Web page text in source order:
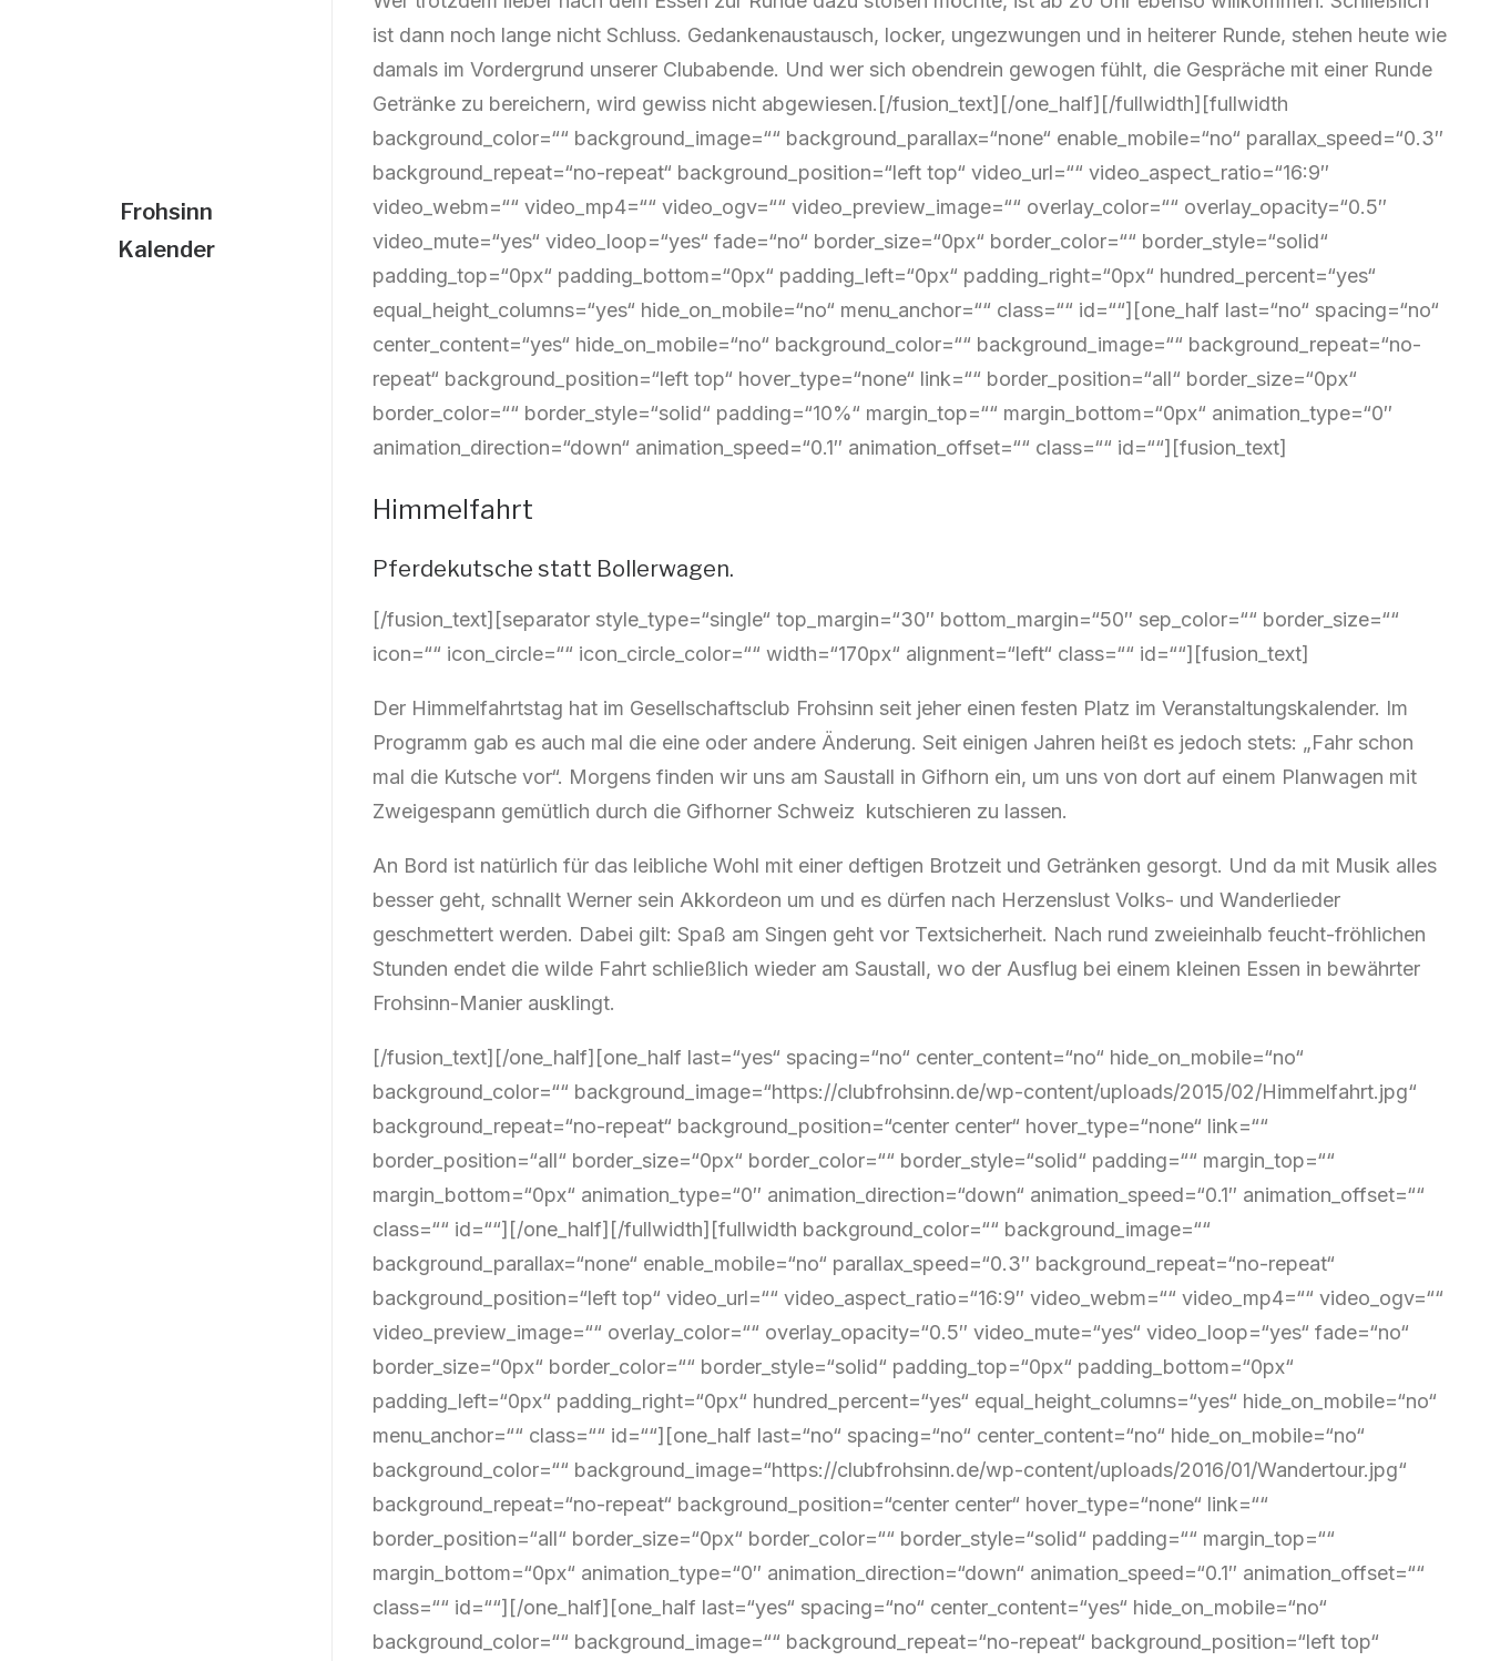
Frohsinn
Kalender
ist dann noch lange nicht Schluss. Gedankenaustausch, locker, ungezwungen und in heiterer Runde, stehen heute wie
damals im Vordergrund unserer Clubabende. Und wer sich obendrein gewogen fühlt, die Gespräche mit einer Runde
Getränke zu bereichern, wird gewiss nicht abgewiesen.[/fusion_text][/one_half][/fullwidth][fullwidth
background_color=““ background_image=““ background_parallax=“none“ enable_mobile=“no“ parallax_speed=“0.3″
background_repeat=“no-repeat“ background_position=“left top“ video_url=““ video_aspect_ratio=“16:9″
video_webm=““ video_mp4=““ video_ogv=““ video_preview_image=““ overlay_color=““ overlay_opacity=“0.5″
video_mute=“yes“ video_loop=“yes“ fade=“no“ border_size=“0px“ border_color=““ border_style=“solid“
padding_top=“0px“ padding_bottom=“0px“ padding_left=“0px“ padding_right=“0px“ hundred_percent=“yes“
equal_height_columns=“yes“ hide_on_mobile=“no“ menu_anchor=““ class=““ id=““][one_half last=“no“ spacing=“no“
center_content=“yes“ hide_on_mobile=“no“ background_color=““ background_image=““ background_repeat=“no-
repeat“ background_position=“left top“ hover_type=“none“ link=““ border_position=“all“ border_size=“0px“
border_color=““ border_style=“solid“ padding=“10%“ margin_top=““ margin_bottom=“0px“ animation_type=“0″
animation_direction=“down“ animation_speed=“0.1″ animation_offset=““ class=““ id=““][fusion_text]
Himmelfahrt
Pferdekutsche statt Bollerwagen.
[/fusion_text][separator style_type=“single“ top_margin=“30″ bottom_margin=“50″ sep_color=““ border_size=““
icon=““ icon_circle=““ icon_circle_color=““ width=“170px“ alignment=“left“ class=““ id=““][fusion_text]
Der Himmelfahrtstag hat im Gesellschaftsclub Frohsinn seit jeher einen festen Platz im Veranstaltungskalender. Im
Programm gab es auch mal die eine oder andere Änderung. Seit einigen Jahren heißt es jedoch stets: „Fahr schon
mal die Kutsche vor“. Morgens finden wir uns am Saustall in Gifhorn ein, um uns von dort auf einem Planwagen mit
Zweigespann gemütlich durch die Gifhorner Schweiz kutschieren zu lassen.
An Bord ist natürlich für das leibliche Wohl mit einer deftigen Brotzeit und Getränken gesorgt. Und da mit Musik alles
besser geht, schnallt Werner sein Akkordeon um und es dürfen nach Herzenslust Volks- und Wanderlieder
geschmettert werden. Dabei gilt: Spaß am Singen geht vor Textsicherheit. Nach rund zweieinhalb feucht-fröhlichen
Stunden endet die wilde Fahrt schließlich wieder am Saustall, wo der Ausflug bei einem kleinen Essen in bewährter
Frohsinn-Manier ausklingt.
[/fusion_text][/one_half][one_half last=“yes“ spacing=“no“ center_content=“no“ hide_on_mobile=“no“
background_color=““ background_image=“https://clubfrohsinn.de/wp-content/uploads/2015/02/Himmelfahrt.jpg“
background_repeat=“no-repeat“ background_position=“center center“ hover_type=“none“ link=““
border_position=“all“ border_size=“0px“ border_color=““ border_style=“solid“ padding=““ margin_top=““
margin_bottom=“0px“ animation_type=“0″ animation_direction=“down“ animation_speed=“0.1″ animation_offset=““
class=““ id=““][/one_half][/fullwidth][fullwidth background_color=““ background_image=““
background_parallax=“none“ enable_mobile=“no“ parallax_speed=“0.3″ background_repeat=“no-repeat“
background_position=“left top“ video_url=““ video_aspect_ratio=“16:9″ video_webm=““ video_mp4=““ video_ogv=““
video_preview_image=““ overlay_color=““ overlay_opacity=“0.5″ video_mute=“yes“ video_loop=“yes“ fade=“no“
border_size=“0px“ border_color=““ border_style=“solid“ padding_top=“0px“ padding_bottom=“0px“
padding_left=“0px“ padding_right=“0px“ hundred_percent=“yes“ equal_height_columns=“yes“ hide_on_mobile=“no“
menu_anchor=““ class=““ id=““][one_half last=“no“ spacing=“no“ center_content=“no“ hide_on_mobile=“no“
background_color=““ background_image=“https://clubfrohsinn.de/wp-content/uploads/2016/01/Wandertour.jpg“
background_repeat=“no-repeat“ background_position=“center center“ hover_type=“none“ link=““
border_position=“all“ border_size=“0px“ border_color=““ border_style=“solid“ padding=““ margin_top=““
margin_bottom=“0px“ animation_type=“0″ animation_direction=“down“ animation_speed=“0.1″ animation_offset=““
class=““ id=““][/one_half][one_half last=“yes“ spacing=“no“ center_content=“yes“ hide_on_mobile=“no“
background_color=““ background_image=““ background_repeat=“no-repeat“ background_position=“left top“